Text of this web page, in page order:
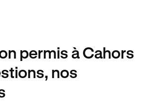
permis à Cahors
nos